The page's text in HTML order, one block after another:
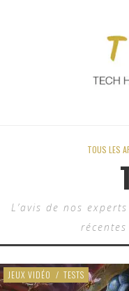
TOUS LES
L’avis de nos
JEUX VIDÉO / TESTS